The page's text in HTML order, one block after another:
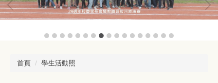
首頁 學生活動照